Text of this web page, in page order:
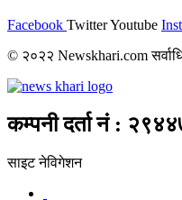
Facebook TwitterYoutube
© २०२२ Newskhari.com
कम्पनी दर्ता नं :
साइट नेविगेशन